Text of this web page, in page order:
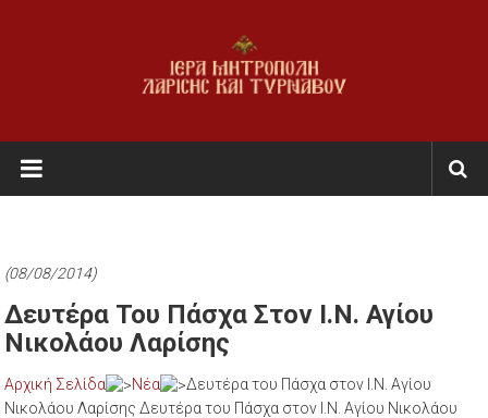
Ι.Μ.
Λαρίσης
Τυρνάβου
Εκκλησία
της
Ελλάδος
(08/08/2014)
Δευτέρα Του Πάσχα Στον Ι.Ν. Αγίου
Νικολάου Λαρίσης
Αρχική Σελίδα Νέα
Δευτέρα του Πάσχα στον Ι.Ν. Αγίου
Νικολάου Λαρίσης Δευτέρα του Πάσχα στον Ι.Ν. Αγίου Νικολάου